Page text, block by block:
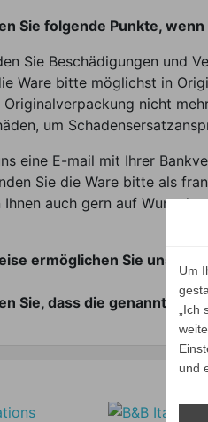
Sie folgende Punkte,
Sie Beschädigungen und
Ware bitte möglichst in
Originalverpackung nicht
um
eine E-mail mit Ihrer
Sie die Ware bitte als
auch gern auf Wunsch
ermöglichen Sie uns
Sie, dass die genannten
Um
und